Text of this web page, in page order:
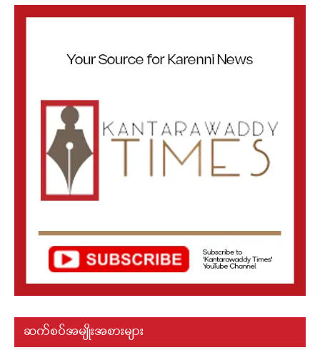
ဆက်စပ်အမျိုးအစားများ